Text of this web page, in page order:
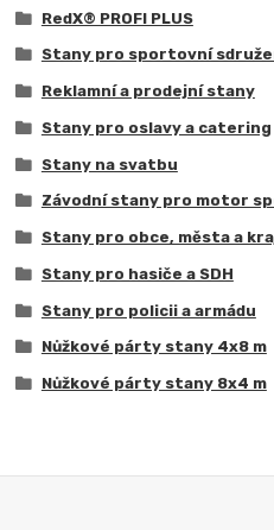
RedX® PROFI PLUS
Stany pro sportovní
Reklamní a prodejní stany
Stany pro oslavy a catering
Stany na svatbu
Závodní stany pro motor
Stany pro obce, města a
Stany pro hasiče a SDH
Stany pro policii a armádu
Nůžkové párty stany 4x8 m
Nůžkové párty stany 8x4 m